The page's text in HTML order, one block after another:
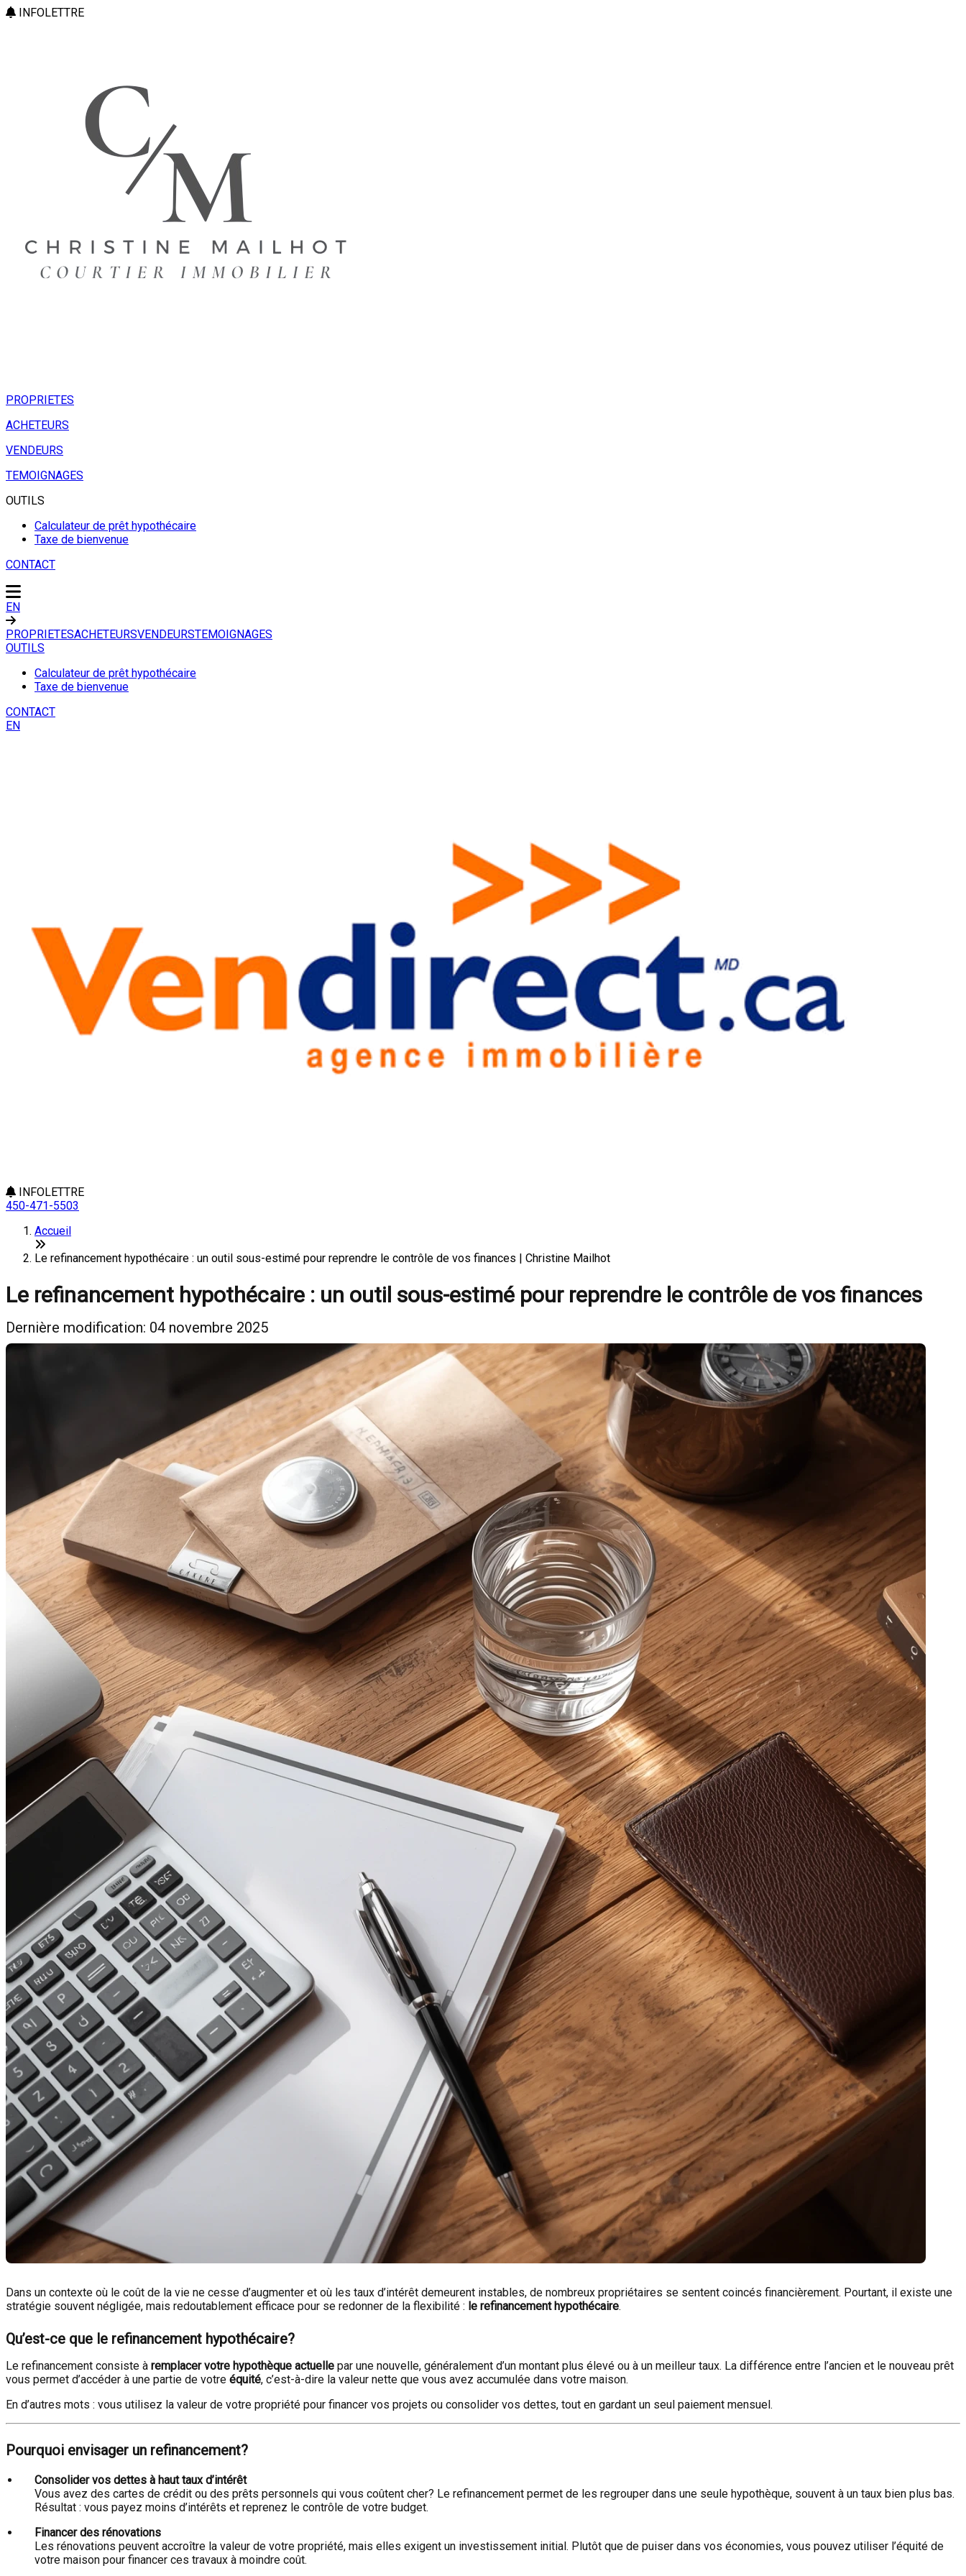
INFOLETTRE
PROPRIETES
ACHETEURS
VENDEURS
TEMOIGNAGES
OUTILS
Calculateur de prêt hypothécaire
Taxe de bienvenue
CONTACT
EN
PROPRIETESACHETEURSVENDEURSTEMOIGNAGES
OUTILS
Calculateur de prêt hypothécaire
Taxe de bienvenue
CONTACT
EN
INFOLETTRE
450-471-5503
Accueil
Le refinancement hypothécaire : un outil sous-estimé pour reprendre le contrôle de vos finances | Christine Mailhot
Le refinancement hypothécaire : un outil sous-estimé pour reprendre le contrôle de vos finances
Dernière modification: 04 novembre 2025
Dans un contexte où le coût de la vie ne cesse d’augmenter et où les taux d’intérêt demeurent instables, de nombreux propriétaires se sentent coincés financièrement. Pourtant, il existe une
stratégie souvent négligée, mais redoutablement efficace pour se redonner de la flexibilité : le refinancement hypothécaire.
Qu’est-ce que le refinancement hypothécaire?
Le refinancement consiste à remplacer votre hypothèque actuelle par une nouvelle, généralement d’un montant plus élevé ou à un meilleur taux. La différence entre l’ancien et le nouveau prêt
vous permet d’accéder à une partie de votre équité, c’est-à-dire la valeur nette que vous avez accumulée dans votre maison.
En d’autres mots : vous utilisez la valeur de votre propriété pour financer vos projets ou consolider vos dettes, tout en gardant un seul paiement mensuel.
Pourquoi envisager un refinancement?
Consolider vos dettes à haut taux d’intérêt
Vous avez des cartes de crédit ou des prêts personnels qui vous coûtent cher? Le refinancement permet de les regrouper dans une seule hypothèque, souvent à un taux bien plus bas.
Résultat : vous payez moins d’intérêts et reprenez le contrôle de votre budget.
Financer des rénovations
Les rénovations peuvent accroître la valeur de votre propriété, mais elles exigent un investissement initial. Plutôt que de puiser dans vos économies, vous pouvez utiliser l’équité de
votre maison pour financer ces travaux à moindre coût.